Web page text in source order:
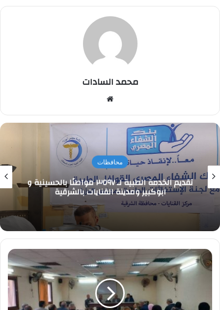
محمد السادات
محافظات
تقديم الخدمة الطبية لـ ٣٥٩٧ مواطنًا بالحسينية و
ابوكبير ومدينة القنايات بالشرقية
دورة
تدريبية
الملوثات